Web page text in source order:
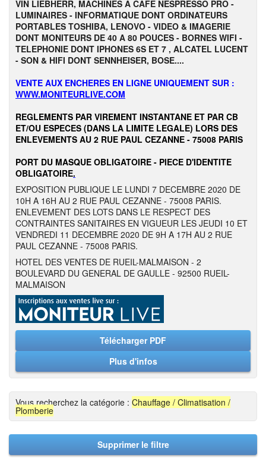
VIN LIEBHERR, MACHINES A CAFE NESPRESSO PRO -
LUMINAIRES - INFORMATIQUE DONT ORDINATEURS
PORTABLES TOSHIBA, LENOVO - VIDEO & IMAGERIE
DONT MONITEURS DE 40 A 80 POUCES - BORNES WIFI -
TELEPHONIE DONT IPHONES 6S ET 7 , ALCATEL LUCENT
- SON & HIFI DONT SENNHEISER, BOSE....
VENTE AUX ENCHERES EN LIGNE UNIQUEMENT SUR :
WWW.MONITEURLIVE.COM
REGLEMENTS PAR VIREMENT INSTANTANE ET PAR CB
ET/OU ESPECES (DANS LA LIMITE LEGALE) LORS DES
ENLEVEMENTS AU 2 RUE PAUL CEZANNE - 75008 PARIS
PORT DU MASQUE OBLIGATOIRE - PIECE D'IDENTITE
OBLIGATOIRE.
EXPOSITION PUBLIQUE LE LUNDI 7 DECEMBRE 2020 DE
10H A 16H AU 2 RUE PAUL CEZANNE - 75008 PARIS.
ENLEVEMENT DES LOTS DANS LE RESPECT DES
CONTRAINTES SANITAIRES EN VIGUEUR LES JEUDI 10 ET
VENDREDI 11 DECEMBRE 2020 DE 9H A 17H AU 2 RUE
PAUL CEZANNE - 75008 PARIS.
HOTEL DES VENTES DE RUEIL-MALMAISON - 2
BOULEVARD DU GENERAL DE GAULLE - 92500 RUEIL-
MALMAISON
Télécharger PDF
Plus d'infos
Vous recherchez la catégorie : Chauffage / Climatisation /
Plomberie
Supprimer le filtre